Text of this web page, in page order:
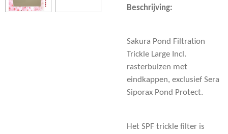
Beschrijving:
Sakura Pond Filtration
Trickle Large Incl.
rasterbuizen met
eindkappen, exclusief Sera
Siporax Pond Protect.
Het SPF trickle filter is